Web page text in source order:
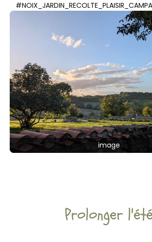
image
Prolonger l'été